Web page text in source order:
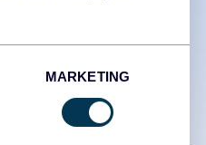
MARKETING